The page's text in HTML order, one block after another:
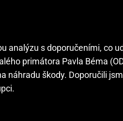
analýzu s doporučeními, co
primátora Pavla Béma
náhradu škody. Doporučili